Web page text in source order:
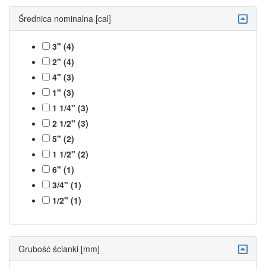
Średnica nominalna [cal]
3" (4)
2" (4)
4" (3)
1" (3)
1 1/4" (3)
2 1/2" (3)
5" (2)
1 1/2" (2)
6" (1)
3/4" (1)
1/2" (1)
Grubość ścianki [mm]